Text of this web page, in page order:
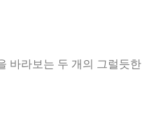
바라보는 두 개의 그럴듯한